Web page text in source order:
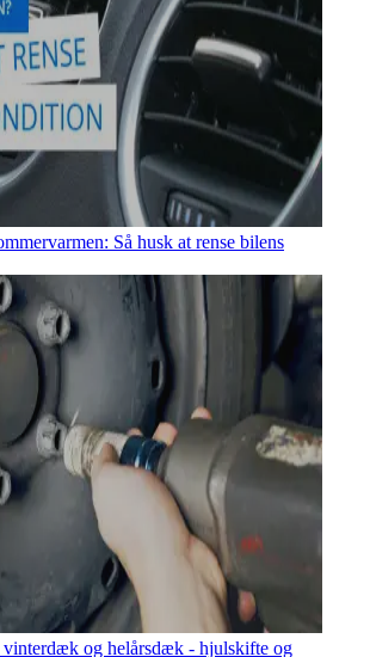
Så husk at rense bilens
og helårsdæk - hjulskifte og